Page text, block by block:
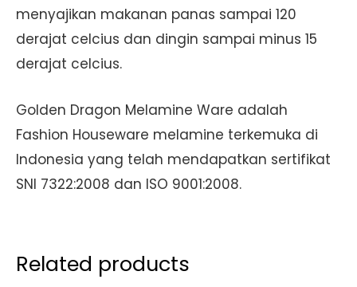
menyajikan makanan panas sampai 120
derajat celcius dan dingin sampai minus 15
derajat celcius.
Golden Dragon Melamine Ware adalah
Fashion Houseware melamine terkemuka di
Indonesia yang telah mendapatkan sertifikat
SNI 7322:2008 dan ISO 9001:2008.
Related products